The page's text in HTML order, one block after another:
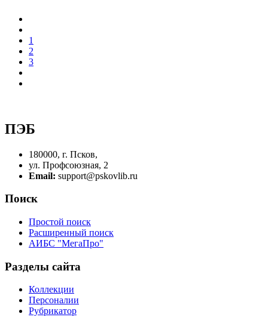
1
2
3
ПЭБ
180000, г. Псков,
ул. Профсоюзная, 2
Email: support@pskovlib.ru
Поиск
Простой поиск
Расширенный поиск
АИБС "МегаПро"
Разделы сайта
Коллекции
Персоналии
Рубрикатор